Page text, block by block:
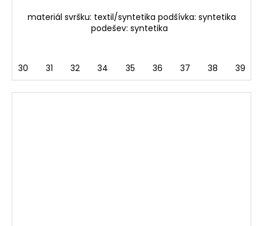
materiál svršku: textil/syntetika podšívka: syntetika
podešev: syntetika
30 31 32 34 35 36 37 38 39